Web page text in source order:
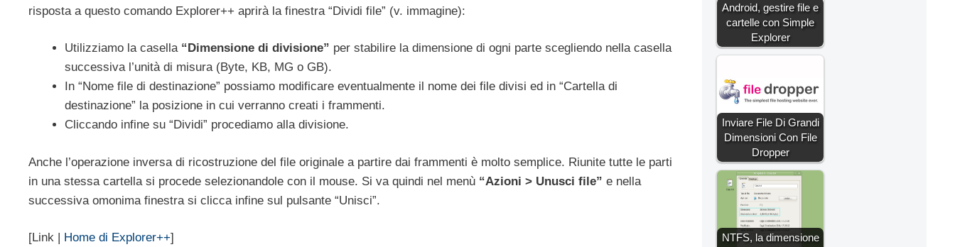
risposta a questo comando Explorer++ aprirà la finestra “Dividi file” (v. immagine):
Utilizziamo la casella “Dimensione di divisione” per stabilire la dimensione di ogni parte scegliendo nella casella
successiva l’unità di misura (Byte, KB, MG o GB).
In “Nome file di destinazione” possiamo modificare eventualmente il nome dei file divisi ed in “Cartella di
destinazione” la posizione in cui verranno creati i frammenti.
Cliccando infine su “Dividi” procediamo alla divisione.
Anche l’operazione inversa di ricostruzione del file originale a partire dai frammenti è molto semplice. Riunite tutte le parti
in una stessa cartella si procede selezionandole con il mouse. Si va quindi nel menù “Azioni > Unusci file” e nella
successiva omonima finestra si clicca infine sul pulsante “Unisci”.
[Link | Home di Explorer++]
Android, gestire file e
cartelle con Simple
Explorer
Inviare File Di Grandi
Dimensioni Con File
Dropper
NTFS, la dimensione